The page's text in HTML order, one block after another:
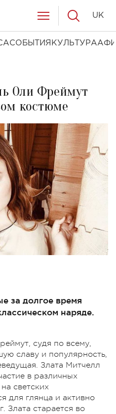
СОБЫТИЯ КУЛЬТУРА
UK
Оли Фреймут
костюме
за долгое время
наряде.
судя по всему,
славу и популярность,
Злата Митчелл
в различных
светских
для глянца и активно
Злата старается во